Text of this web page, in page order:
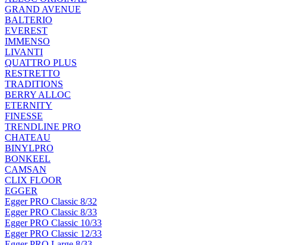
GRAND AVENUE
BALTERIO
EVEREST
IMMENSO
LIVANTI
QUATTRO PLUS
RESTRETTO
TRADITIONS
BERRY ALLOC
ETERNITY
FINESSE
TRENDLINE PRO
CHATEAU
BINYLPRO
BONKEEL
CAMSAN
CLIX FLOOR
EGGER
Egger PRO Classic 8/32
Egger PRO Classic 8/33
Egger PRO Classic 10/33
Egger PRO Classic 12/33